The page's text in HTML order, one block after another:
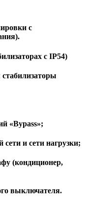
с
c IP54)
«Bypass»;
сети и сети нагрузки;
(кондиционер,
выключателя.